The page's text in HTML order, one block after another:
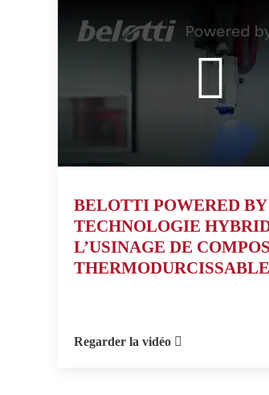
BELOTTI POWERED
TECHNOLOGIE
L’USINAGE DE
Regarder la vidéo